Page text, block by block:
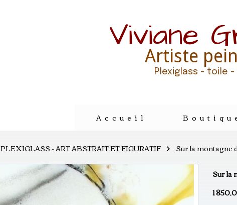
Viviane
Artiste
Plexiglass - toile -
Accueil
PLEXIGLASS - ART ABSTRAIT ET FIGURATIF
Sur la montagne
Sur la
1